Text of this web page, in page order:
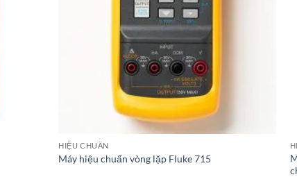
HIỆU CHUẨN
Máy hiệu chuẩn vòng lặp Fluke 715